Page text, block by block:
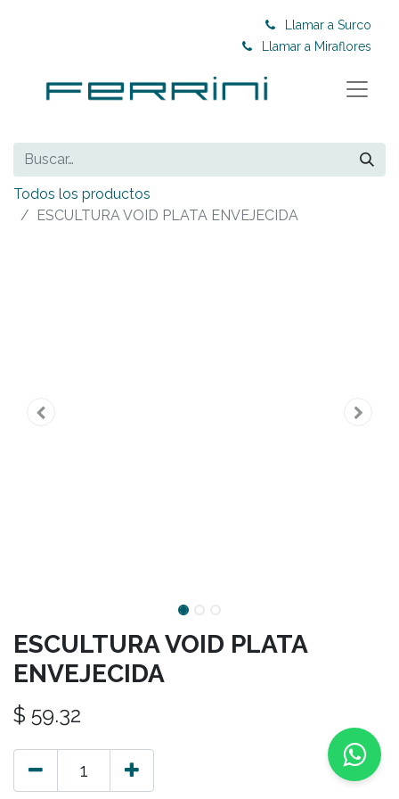
Llamar a Surco
Llamar a Miraflores
Todos los productos
ESCULTURA VOID PLATA ENVEJECIDA
ESCULTURA VOID PLATA
ENVEJECIDA
$ 59.32